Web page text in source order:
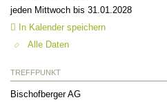
jeden Mittwoch bis 31.01.2028
In Kalender speichern
Alle Daten
TREFFPUNKT
Bischofberger AG